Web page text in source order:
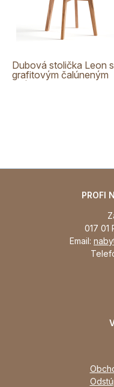
Dubová stolička Leon s
grafitovým čalúneným
poťahom M85
PROFI
017 01
Email: